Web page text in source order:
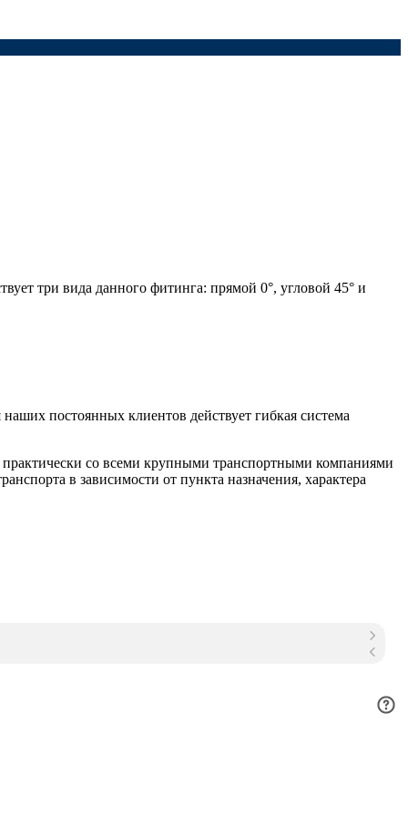
три вида данного фитинга: прямой 0°, угловой 45° и
постоянных клиентов действует гибкая система
со всеми крупными транспортными компаниями
в зависимости от пункта назначения, характера